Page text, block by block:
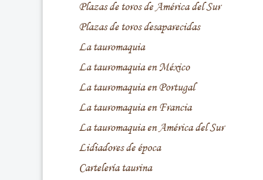
Plazas de toros de América del Sur
Plazas de toros desaparecidas
La tauromaquia
La tauromaquia en México
La tauromaquia en Portugal
La tauromaquia en Francia
La tauromaquia en América del Sur
Lidiadores de época
Cartelería taurina